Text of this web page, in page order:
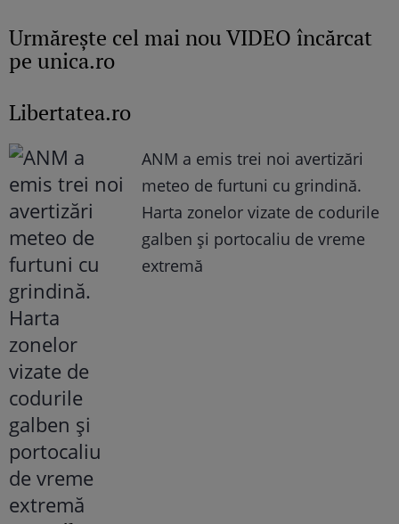
Urmăreşte cel mai nou VIDEO încărcat
pe unica.ro
Libertatea.ro
ANM a emis trei noi avertizări
meteo de furtuni cu grindină.
Harta zonelor vizate de codurile
galben și portocaliu de vreme
extremă